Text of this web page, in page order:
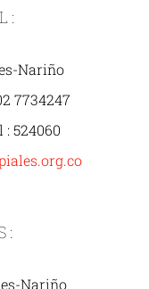
:
Nariño
7734247
: 524060
:
Nariño